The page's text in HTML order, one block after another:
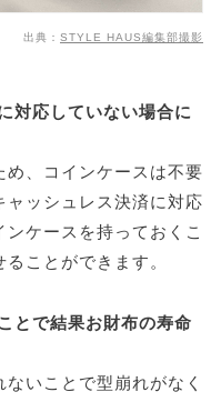
出典： STYLE HAUS編集部撮影
対応していない場合に
め、コインケースは不要
ャッシュレス決済に対応
ケースを持っておくこ
ことができます。
とで結果お財布の寿命
いことで型崩れがなく